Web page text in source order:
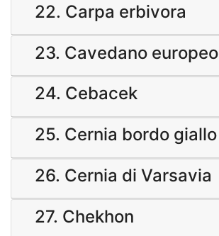
22. Carpa erbivora
23. Cavedano europeo
24. Cebacek
25. Cernia bordo giallo
26. Cernia di Varsavia
27. Chekhon